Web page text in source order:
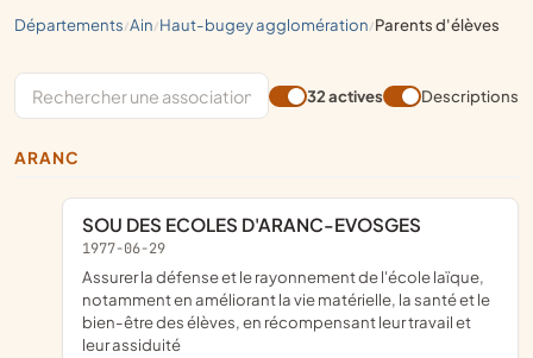
départements/ ain/ haut-bugey agglomération/ parents d'élèves
32 actives Descriptions
ARANC
SOU DES ECOLES D'ARANC-EVOSGES
1977-06-29
assurer la défense et le rayonnement de l'école laïque,
notamment en améliorant la vie matérielle, la santé et le
bien-être des élèves, en récompensant leur travail et
leur assiduité